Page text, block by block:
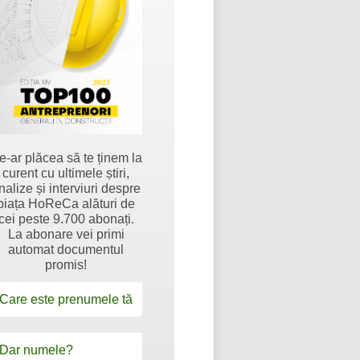
ar plăcea să te ținem la
curent cu ultimele știri,
și interviuri despre
HoReCa alături de
peste 9.700 abonați.
La abonare vei primi
automat documentul
promis!